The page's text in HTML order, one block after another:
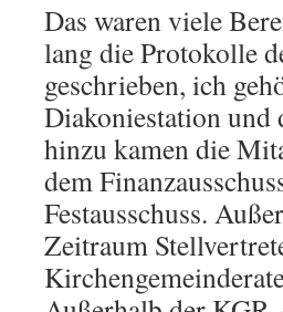
Das waren viele
lang die Protokolle
geschrieben, ich
Diakoniestation und
hinzu kamen die
dem
Festausschuss.
Zeitraum